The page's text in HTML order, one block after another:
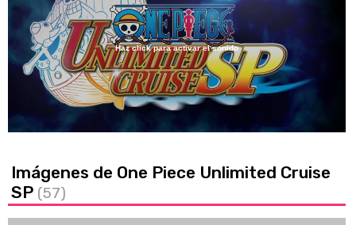
Unmute /
Loaded:
31.38%
Haz click para activar el sonido
Imágenes de One Piece Unlimited Cruise
SP (57)